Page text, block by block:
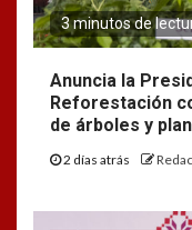
3 minutos de
Anuncia la
Reforestación
de árboles y
2 días atrás